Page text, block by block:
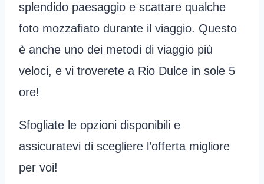
splendido paesaggio e scattare qualche
foto mozzafiato durante il viaggio. Questo
è anche uno dei metodi di viaggio più
veloci, e vi troverete a Rio Dulce in sole 5
ore!
Sfogliate le opzioni disponibili e
assicuratevi di scegliere l’offerta migliore
per voi!